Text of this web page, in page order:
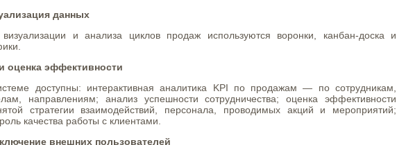
данных
и анализа циклов продаж используются воронки, канбан-доска и
оценка эффективности
доступны: интерактивная аналитика KPI по продажам — по сотрудникам,
направлениям; анализ успешности сотрудничества; оценка эффективности
стратегии взаимодействий, персонала, проводимых акций и мероприятий;
качества работы с клиентами.
внешних пользователей